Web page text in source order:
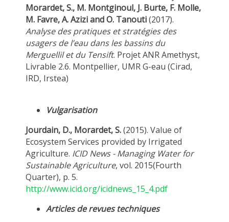
Morardet, S., M. Montginoul, J. Burte, F. Molle,
M. Favre, A. Azizi and O. Tanouti(2017).
Analyse des pratiques et stratégies des
usagers de l’eau dans les bassins du
Merguellil et du Tensift. Projet ANR Amethyst,
Livrable 2.6. Montpellier, UMR G-eau (Cirad,
IRD, Irstea)
Vulgarisation
Jourdain, D., Morardet, S.(2015). Value of
Ecosystem Services provided by Irrigated
Agriculture. ICID News - Managing Water for
Sustainable Agriculture, vol. 2015(Fourth
Quarter), p. 5.
http://www.icid.org/icidnews_15_4.pdf
Articles de revues techniques